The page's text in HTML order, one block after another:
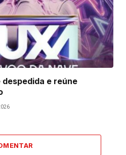
e reúne